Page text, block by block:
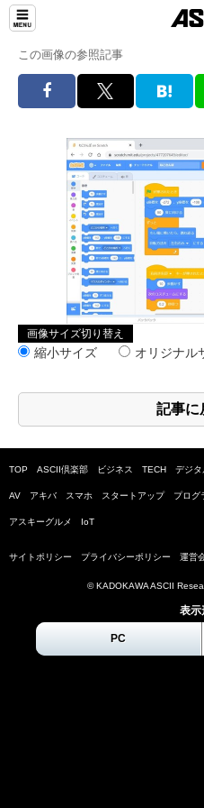
この画像の参照記事
画像サイズ切り替え
縮小サイズ オリジナル
記事に
TOP ASCII倶楽部 ビジネス TECH デジタ
AV アキバ スマホ スタートアップ プログ
アスキーグルメ IoT
サイトポリシー プライバシーポリシー 運営
© KADOKAWA ASCII
表示
PC